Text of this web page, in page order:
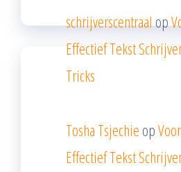
schrijverscentraalop
Effectief Tekst
Tricks
Tosha Tsjechie op
Effectief Tekst